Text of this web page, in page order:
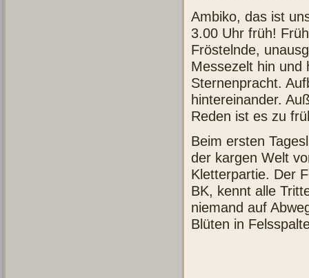
Ambiko, das ist
3.00 Uhr früh!
Fröstelnde,
Messezelt hin und
Sternenpracht.
hintereinander.
Reden ist es zu
Beim ersten
der kargen Welt
Kletterpartie. Der
BK, kennt alle
niemand auf
Blüten in